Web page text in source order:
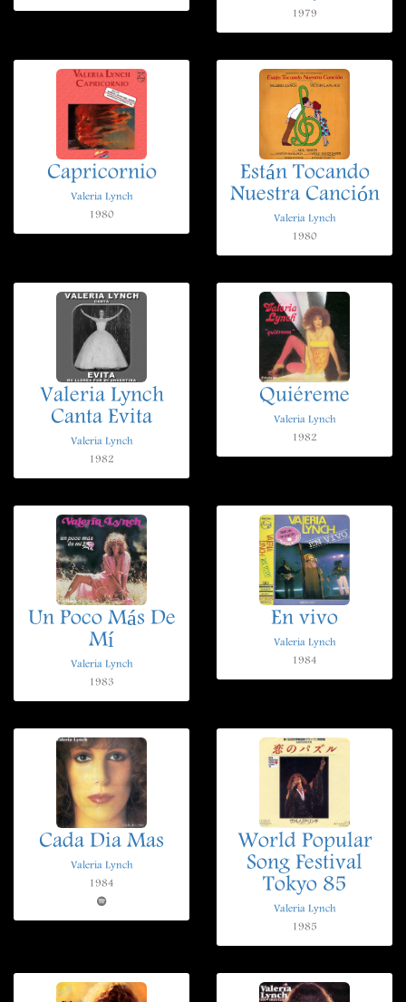
1979
Capricornio
Valeria Lynch
1980
Están Tocando
Nuestra Canción
Valeria Lynch
1980
Valeria Lynch
Canta Evita
Valeria Lynch
1982
Quiéreme
Valeria Lynch
1982
Un Poco Más De
Mí
Valeria Lynch
1983
En vivo
Valeria Lynch
1984
Cada Dia Mas
Valeria Lynch
1984
World Popular
Song Festival
Tokyo 85
Valeria Lynch
1985